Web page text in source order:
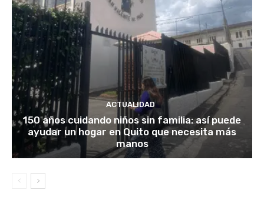
ACTUALIDAD
150 años cuidando niños sin familia: así puede
ayudar un hogar en Quito que necesita más
manos